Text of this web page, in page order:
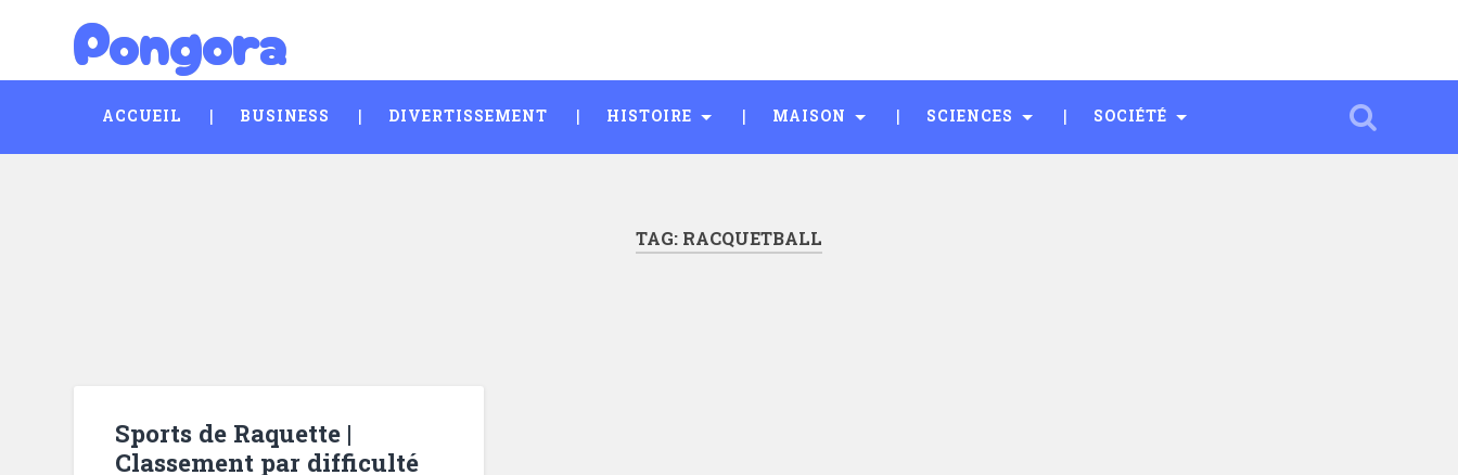
Pongora
ACCUEIL BUSINESS DIVERTISSEMENT HISTOIRE MAISON SCIENCES SOCIÉTÉ
TAG: RACQUETBALL
Sports de Raquette |
Classement par difficulté